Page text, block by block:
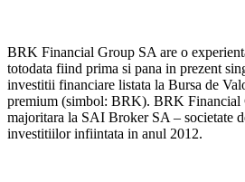
BRK Financial Group SA are o
totodata fiind prima si pana in prezent
investitii financiare listata la Bursa de
premium (simbol: BRK). BRK Financial
majoritara la SAI Broker SA – societate
investitiilor infiintata in anul 2012.